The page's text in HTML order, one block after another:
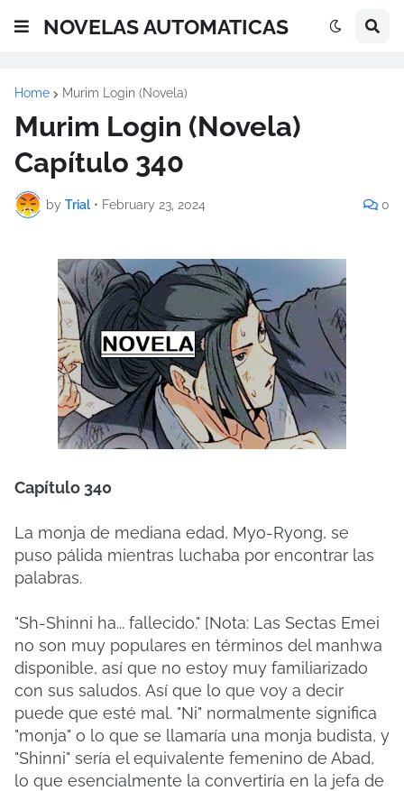
NOVELAS AUTOMATICAS
Home Murim Login (Novela)
Murim Login (Novela)
Capítulo 340
by Trial • February 23, 2024 0
Capítulo 340
La monja de mediana edad, Myo-Ryong, se
puso pálida mientras luchaba por encontrar las
palabras.
"Sh-Shinni ha... fallecido." [Nota: Las Sectas Emei
no son muy populares en términos del manhwa
disponible, así que no estoy muy familiarizado
con sus saludos. Así que lo que voy a decir
puede que esté mal. "Ni" normalmente significa
"monja" o lo que se llamaría una monja budista, y
"Shinni" sería el equivalente femenino de Abad,
lo que esencialmente la convertiría en la jefa de